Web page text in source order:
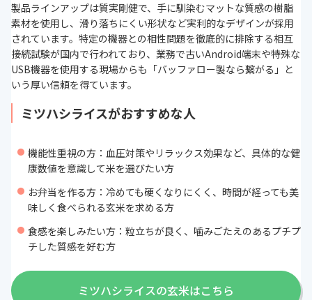
製品ラインアップは質実剛健で、手に馴染むマットな質感の樹脂
素材を使用し、滑り落ちにくい形状など実利的なデザインが採用
されています。特定の機器との相性問題を徹底的に排除する相互
接続試験が国内で行われており、業務で古いAndroid端末や特殊な
USB機器を使用する現場からも「バッファロー製なら繋がる」と
いう厚い信頼を得ています。
ミツハシライスがおすすめな人
機能性重視の方：血圧対策やリラックス効果など、具体的な健
康数値を意識して米を選びたい方
お弁当を作る方：冷めても硬くなりにくく、時間が経っても美
味しく食べられる玄米を求める方
食感を楽しみたい方：粒立ちが良く、噛みごたえのあるプチプ
チした質感を好む方
ミツハシライスの玄米はこちら